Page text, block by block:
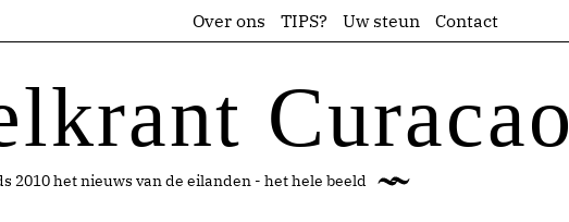
Over ons TIPS? Uw steun Contact
Curacao
2010 het nieuws van de eilanden - het hele beeld